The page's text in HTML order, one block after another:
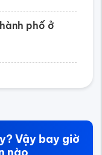
phố ở
Vậy bay giờ
nào